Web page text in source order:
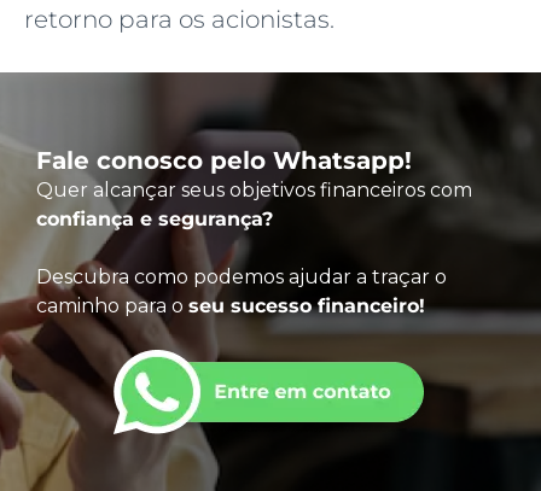
retorno para os acionistas.
Fale conosco pelo Whatsapp!
Quer alcançar seus objetivos financeiros com
confiança e segurança?
Descubra como podemos ajudar a traçar o
caminho para o seu sucesso financeiro!